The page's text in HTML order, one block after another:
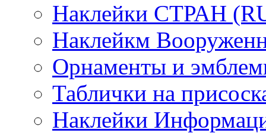
Наклейки СТРАН
Наклейкм
Орнаменты и
Таблички на
Наклейки